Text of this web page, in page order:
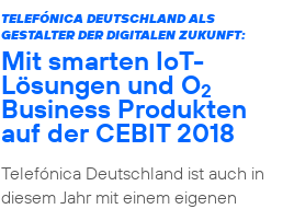
TELEFÓNICA DEUTSCHLAND ALS
GESTALTER DER DIGITALEN ZUKUNFT:
Mit smarten IoT-
Lösungen und O2
Business Produkten
auf der CEBIT 2018
Telefónica Deutschland ist auch in
diesem Jahr mit einem eigenen